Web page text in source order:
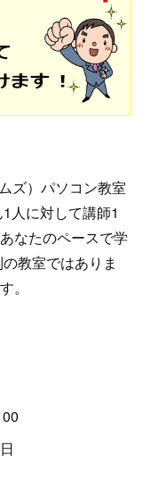
ズ）パソコン教室
人に対して講師1
なたのペースで学
教室ではありま
。
00